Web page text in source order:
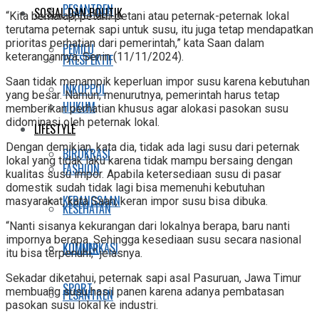
PESANTREN
PEMILU
INKOPPOL
LIFESTYLE
FASHION
KESEHATAN
KULINER
SPORT
SOSIAL DAN POLITIK
PRESPEKTIF
HUKUM
BIROKRASI
KEBANGSAAN
KOMUNIKASI
PESANTREN
“Kita berharap, petani-petani atau peternak-peternak lokal
terutama peternak sapi untuk susu, itu juga tetap mendapatkan
prioritas perhatian dari pemerintah,” kata Saan dalam
keterangannya, Senin (11/11/2024).
Saan tidak menampik keperluan impor susu karena kebutuhan
yang besar. Namun, menurutnya, pemerintah harus tetap
memberikan perhatian khusus agar alokasi pasokan susu
didominasi oleh peternak lokal.
Dengan demikian, kata dia, tidak ada lagi susu dari peternak
lokal yang tidak laku karena tidak mampu bersaing dengan
kualitas susu impor. Apabila ketersediaan susu di pasar
domestik sudah tidak lagi bisa memenuhi kebutuhan
masyarakat, kata Saan, keran impor susu bisa dibuka.
“Nanti sisanya kekurangan dari lokalnya berapa, baru nanti
impornya berapa. Sehingga kesediaan susu secara nasional
itu bisa terpenuhi,” jelasnya.
Sekadar diketahui, peternak sapi asal Pasuruan, Jawa Timur
membuang susu hasil panen karena adanya pembatasan
pasokan susu lokal ke industri.